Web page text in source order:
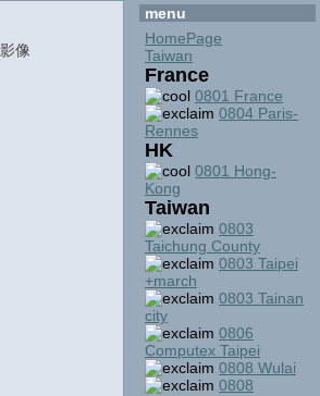
menu
HomePage
Taiwan
France
0801 France
0804 Paris-
Rennes
HK
0801 Hong-
Kong
Taiwan
0803
Taichung County
0803 Taipei
+march
0803 Tainan
city
0806
Computex Taipei
0808 Wulai
0808